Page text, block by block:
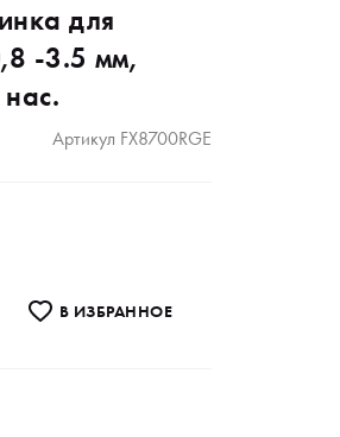
для
-3.5 мм,
Артикул FX8700RGE
В ИЗБРАННОE